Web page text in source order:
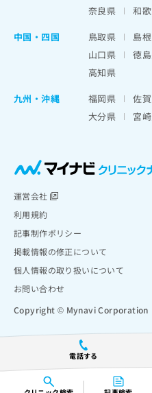
電話する
奈良県
和
中国・四国
鳥取県 島
山口県
徳
高知県
九州・沖縄
福岡県 佐
大分県
宮
運営会社
利用規約
記事制作ポリシー
掲載情報の修正について
個人情報の取り扱いについて
お問い合わせ
Copyright © Mynavi Corporation